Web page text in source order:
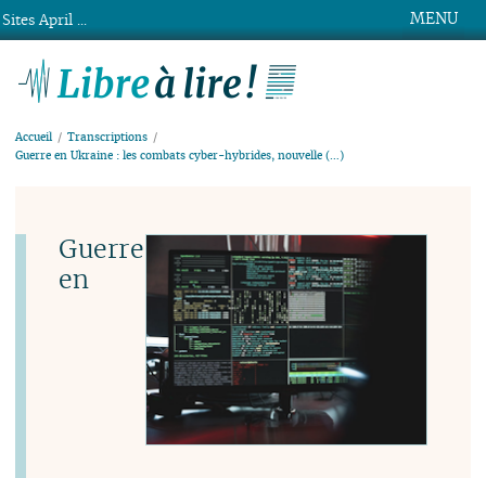
MENU
Accueil
Transcriptions
Guerre en Ukraine : les combats cyber-hybrides, nouvelle (…)
Guerre
en
Sites April ...